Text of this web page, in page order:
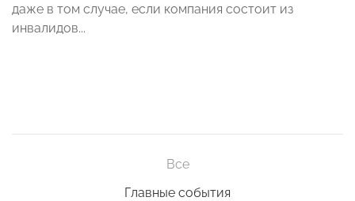
даже в том случае, если компания состоит из
инвалидов...
Все
Главные события